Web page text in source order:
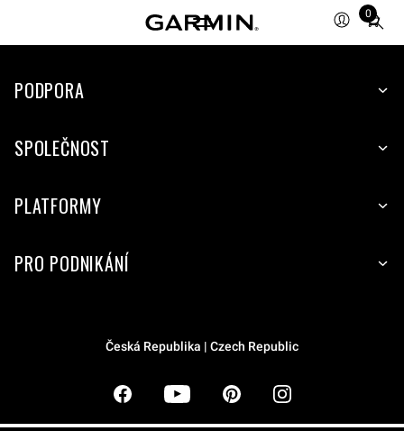
0
Total
items
cart:
PODPORA
SPOLEČNOST
PLATFORMY
PRO PODNIKÁNÍ
Česká Republika | Czech Republic